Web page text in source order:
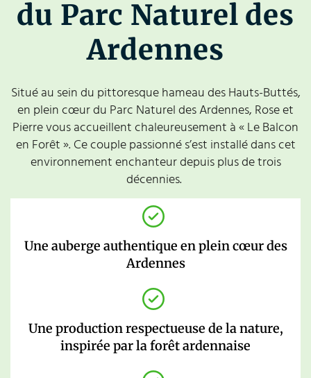
du Parc Naturel des
Ardennes
Situé au sein du pittoresque hameau des Hauts-Buttés,
en plein cœur du Parc Naturel des Ardennes, Rose et
Pierre vous accueillent chaleureusement à « Le Balcon
en Forêt ». Ce couple passionné s’est installé dans cet
environnement enchanteur depuis plus de trois
décennies.
Une auberge authentique en plein cœur des
Ardennes
Une production respectueuse de la nature,
inspirée par la forêt ardennaise